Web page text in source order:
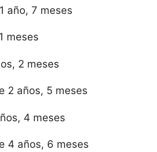
año, 7 meses
meses
2 meses
2 años, 5 meses
4 meses
4 años, 6 meses